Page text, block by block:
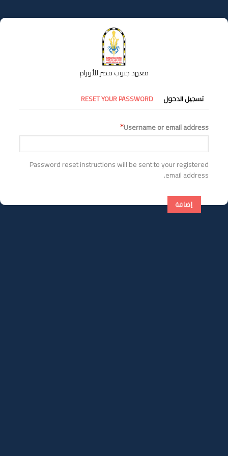
إلى
المحتوى
معهد جنوب مصر للأورام
التبويبات
الأساسية
تسجيل الدخول RESET YOUR PASSWORD
Username or email address
Password reset instructions will be sent to your registered
email address.